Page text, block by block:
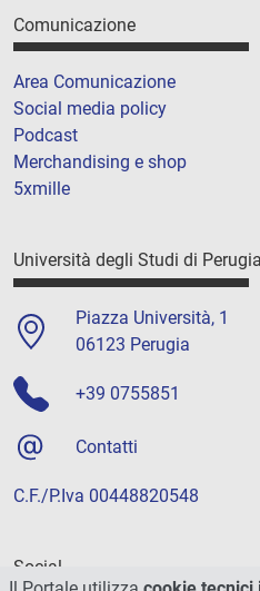
Comunicazione
Area Comunicazione
Social media policy
Podcast
Merchandising e shop
5xmille
Università degli Studi di Perugia
Piazza Università, 1
06123 Perugia
+39 0755851
Contatti
C.F./P.Iva 00448820548
Social